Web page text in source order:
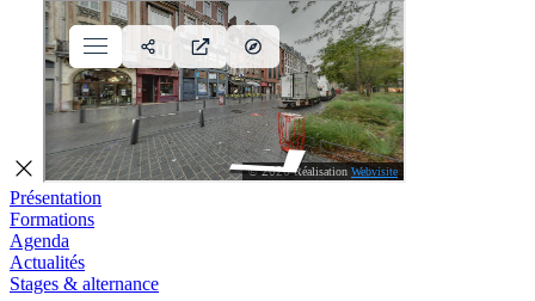
Présentation
Formations
Agenda
Actualités
Stages & alternance